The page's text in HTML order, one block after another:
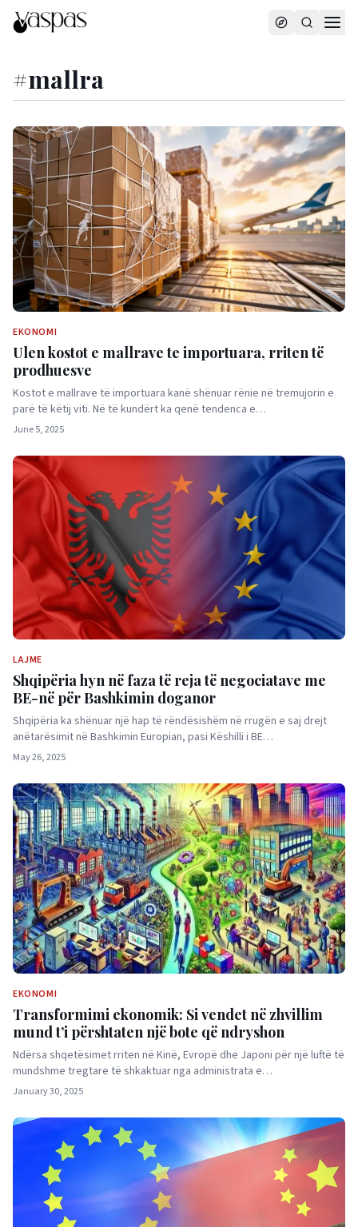
#mallra
EKONOMI
Ulen kostot e mallrave te importuara, rriten të
prodhuesve
Kostot e mallrave të importuara kanë shënuar rënie në tremujorin e
parë të këtij viti. Në të kundërt ka qenë tendenca e…
June 5, 2025
LAJME
Shqipëria hyn në faza të reja të negociatave me
BE-në për Bashkimin doganor
Shqipëria ka shënuar një hap të rëndësishëm në rrugën e saj drejt
anëtarësimit në Bashkimin Europian, pasi Këshilli i BE…
May 26, 2025
EKONOMI
Transformimi ekonomik: Si vendet në zhvillim
mund t’i përshtaten një bote që ndryshon
Ndërsa shqetësimet rriten në Kinë, Evropë dhe Japoni për një luftë të
mundshme tregtare të shkaktuar nga administrata e…
January 30, 2025